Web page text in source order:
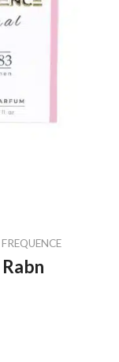
FREQUENCE